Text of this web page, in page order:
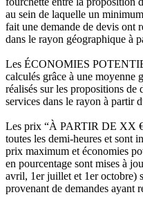
au sein de laquelle un
fait une demande de devis ont
dans le rayon géographique à
Les ÉCONOMIES
calculés grâce à une moyenne
réalisés sur les propositions de
services dans le rayon à partir
Les prix “À PARTIR DE XX
toutes les demi-heures et sont
prix maximum et économies
en pourcentage sont mises à
avril, 1er juillet et 1er octobre)
provenant de demandes ayant